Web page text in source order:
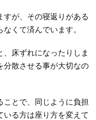
すが、その寝返りがある
くて済んでいます。
床ずれになったりしま
分散させる事が大切なの
ことで、同じように負担
る方は座り方を変えて